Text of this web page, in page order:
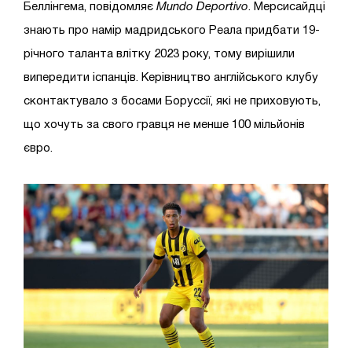
Беллінгема, повідомляє Mundo Deportivo . Мерсисайдці
знають про намір мадридського Реала придбати 19-
річного таланта влітку 2023 року, тому вирішили
випередити іспанців. Керівництво англійського клубу
сконтактувало з босами Боруссії, які не приховують,
що хочуть за свого гравця не менше 100 мільйонів
євро.